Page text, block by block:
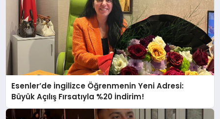
Esenler’de İngilizce Öğrenmenin Yeni Adresi:
Büyük Açılış Fırsatıyla %20 İndirim!